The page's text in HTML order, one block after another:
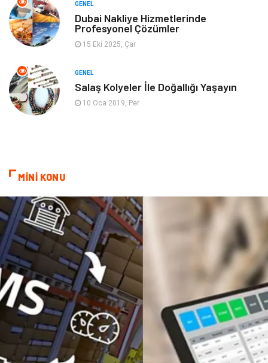
Genel Kültür
Ev İşleri
Mobilya
Astroloji
Çadır Yazı Tahtaları
Pet Malzemeleri
GENEL
Dubai Nakliye Hizmetlerinde
Profesyonel Çözümler
15 Eki 2025, Çar
GENEL
Salaş Kolyeler İle Doğallığı Yaşayın
10 Oca 2019, Per
MİNİ KONU